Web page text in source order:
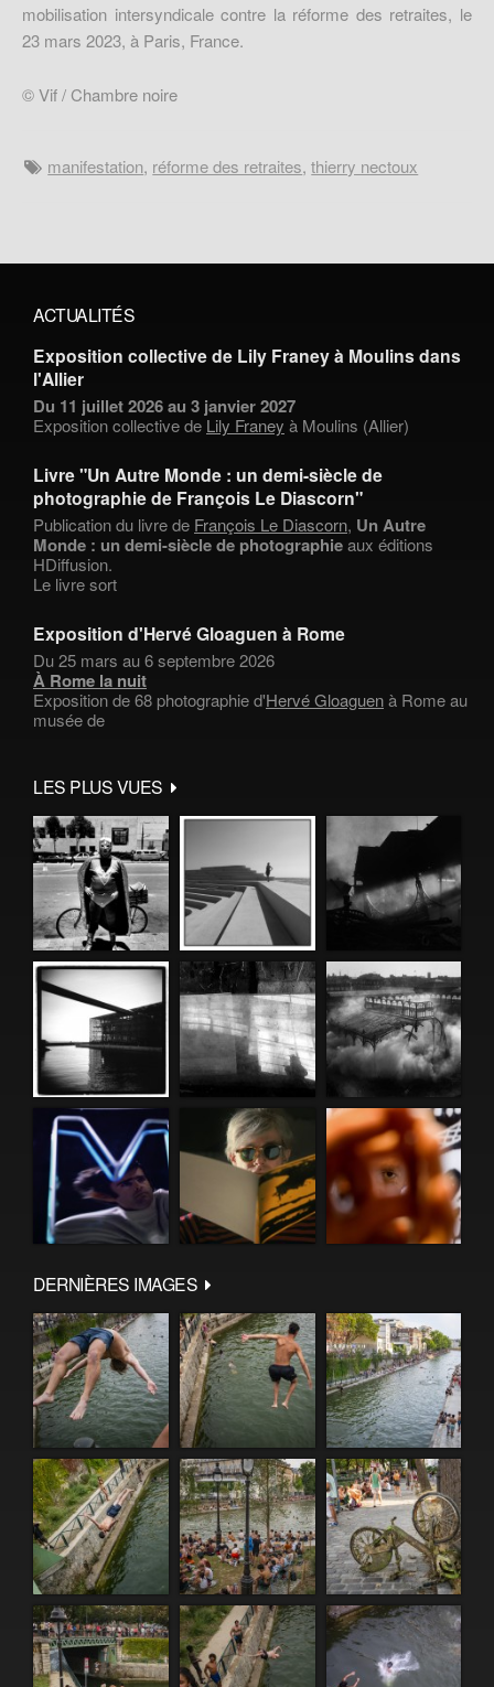
mobilisation intersyndicale contre la réforme des retraites, le
23 mars 2023, à Paris, France.
© Vif / Chambre noire
manifestation, réforme des retraites,thierry nectoux
ACTUALITÉS
Exposition collective de Lily Franey à Moulins dans
l'Allier
Du 11 juillet 2026 au 3 janvier 2027
Exposition collective de Lily Franey à Moulins (Allier)
Livre "Un Autre Monde : un demi-siècle de
photographie de François Le Diascorn"
Publication du livre de François Le Diascorn, Un Autre
Monde : un demi-siècle de photographieaux éditions
HDiffusion.
Le livre sort
Exposition d'Hervé Gloaguen à Rome
Du 25 mars au 6 septembre 2026
À Rome la nuit
Exposition de 68 photographie d'Hervé Gloaguenà Rome au
musée de
LES PLUS VUES
DERNIÈRES IMAGES